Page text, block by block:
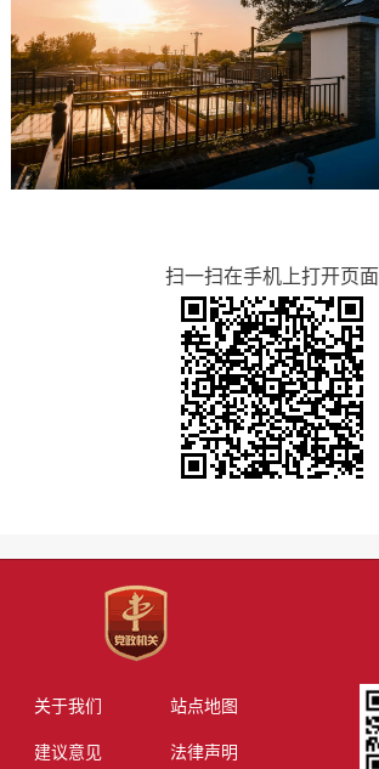
扫一扫在手机上打开页面
关于我们 站点地图
建议意见 法律声明